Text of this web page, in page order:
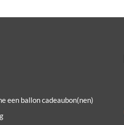
een ballon cadeaubon(nen)